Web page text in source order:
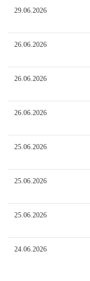
29.06.2026
26.06.2026
26.06.2026
26.06.2026
25.06.2026
25.06.2026
25.06.2026
24.06.2026